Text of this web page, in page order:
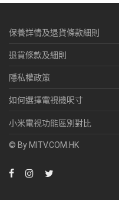
保養詳情及退貨條款細則
退貨條款及細則
隱私權政策
如何選擇電視機呎寸
小米電視功能區別對比
© By MITV.COM.HK